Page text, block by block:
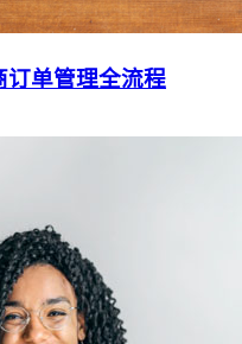
订单管理全流程